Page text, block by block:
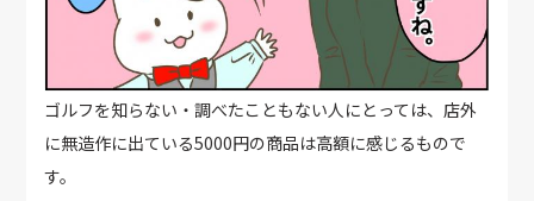
ゴルフを知らない・調べたこともない人にとっては、店外
に無造作に出ている5000円の商品は高額に感じるもので
す。